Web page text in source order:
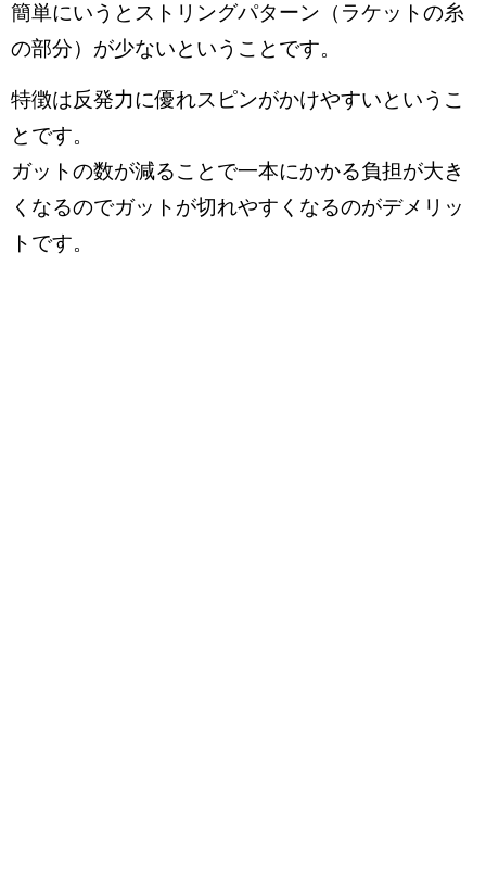
簡単にいうとストリングパターン（ラケットの糸
の部分）が少ないということです。
特徴は反発力に優れスピンがかけやすいというこ
とです。
ガットの数が減ることで一本にかかる負担が大き
くなるのでガットが切れやすくなるのがデメリッ
トです。